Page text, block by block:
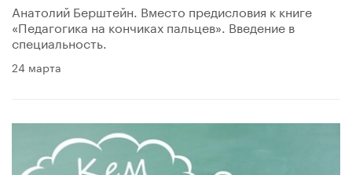
Анатолий Берштейн. Вместо предисловия к книге
«Педагогика на кончиках пальцев». Введение в
специальность.
24 марта